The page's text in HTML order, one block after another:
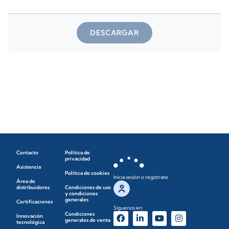
DESCARGAR
Contacto
Asistencia
Área de
distribuidores
Certificaciones
Innovación
tecnológica
Política de
privacidad
Política de cookies
Condiciones de uso
y condiciones
generales
Condiciones
generales de venta
Inicia sesión o regístrate
Síguenos en: